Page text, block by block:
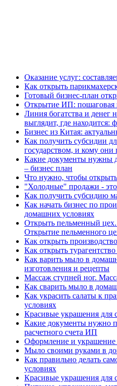
Оказание услуг:
Как открыть
Готовый бизнес-план
Открытие ИП: пошаговая
Линия богатства и денег
выглядит, где находится:
Бизнес из Китая:
Как получить субсидии
государством, и кому они
Какие документы нужны
– бизнес план
Что нужно, чтобы
"Холодные" продажи - это
Как получить субсидию
Как начать бизнес по
домашних условиях
Открыть пельменный
Открытие пельменного
Как открыть
Как открыть турагентство
Как варить мыло в
изготовления и рецепты
Массаж ступней ног.
Как сварить мыло в
Как украсить салаты к
условиях
Красивые украшения для
Какие документы нужно
расчетного счета ИП
Оформление и украшение
Мыло своими руками в
Как правильно делать
условиях
Красивые украшения для